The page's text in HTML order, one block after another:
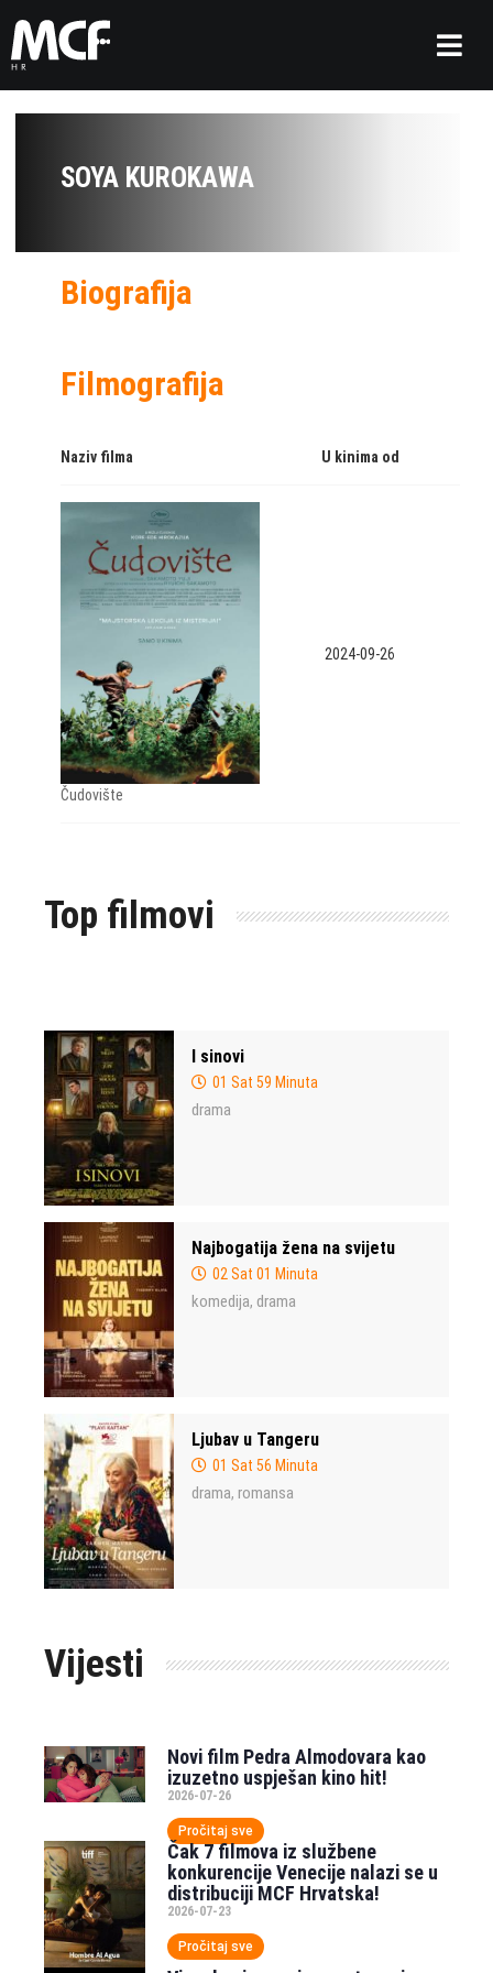
SOYA KUROKAWA
Biografija
Filmografija
Naziv filma U kinima od
Čudovište
2024-09-26
Top filmovi
I sinovi
01 Sat 59 Minuta
drama
Najbogatija žena na svijetu
02 Sat 01 Minuta
komedija, drama
Ljubav u Tangeru
01 Sat 56 Minuta
drama, romansa
Vijesti
Novi film Pedra Almodovara kao
izuzetno uspješan kino hit!
2026-07-26
Pročitaj sve
Čak 7 filmova iz službene
konkurencije Venecije nalazi se u
distribuciji MCF Hrvatska!
2026-07-23
Pročitaj sve